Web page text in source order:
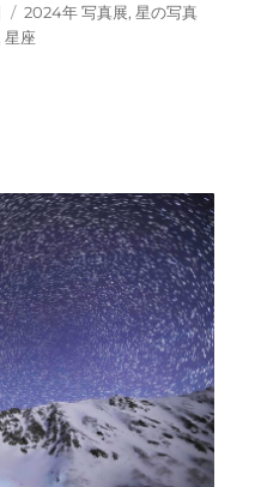
カ
テ
2024年 写真展,星の写真
星座